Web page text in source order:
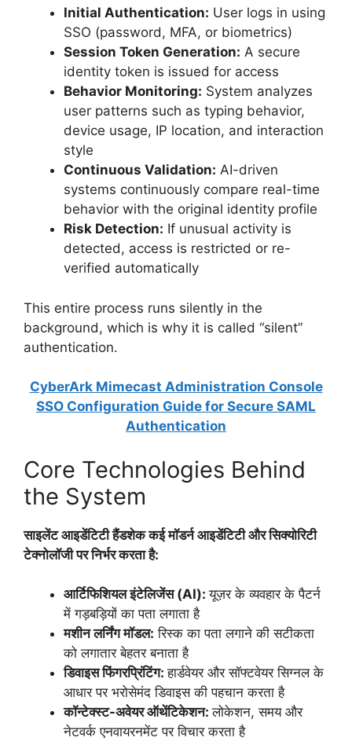
Initial Authentication: User logs in using
SSO (password, MFA, or biometrics)
Session Token Generation: A secure
identity token is issued for access
Behavior Monitoring: System analyzes
user patterns such as typing behavior,
device usage, IP location, and interaction
style
Continuous Validation: AI-driven
systems continuously compare real-time
behavior with the original identity profile
Risk Detection: If unusual activity is
detected, access is restricted or re-
verified automatically
This entire process runs silently in the
background, which is why it is called “silent”
authentication.
CyberArk Mimecast Administration Console
SSO Configuration Guide for Secure SAML
Authentication
Core Technologies Behind
the System
साइलेंट आइडेंटिटी हैंडशेक कई मॉडर्न आइडेंटिटी और सिक्योरिटी
टेक्नोलॉजी पर निर्भर करता है:
आर्टिफिशियल इंटेलिजेंस (AI):यूज़र के व्यवहार के पैटर्न
में गड़बड़ियों का पता लगाता है
मशीन लर्निंग मॉडल: रिस्क का पता लगाने की सटीकता
को लगातार बेहतर बनाता है
डिवाइस फिंगरप्रिंटिंग:हार्डवेयर और सॉफ्टवेयर सिग्नल के
आधार पर भरोसेमंद डिवाइस की पहचान करता है
कॉन्टेक्स्ट-अवेयर ऑथेंटिकेशन:लोकेशन, समय और
नेटवर्क एनवायरनमेंट पर विचार करता है